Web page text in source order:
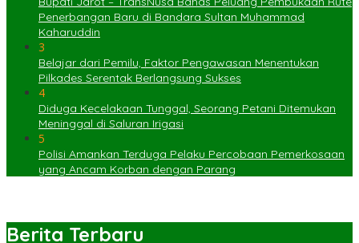
Penerbangan Baru di Bandara Sultan Muhammad
Kaharuddin
3
Belajar dari Pemilu, Faktor Pengawasan Menentukan
Pilkades Serentak Berlangsung Sukses
4
Diduga Kecelakaan Tunggal, Seorang Petani Ditemukan
Meninggal di Saluran Irigasi
5
Polisi Amankan Terduga Pelaku Percobaan Pemerkosaan
yang Ancam Korban dengan Parang
Berita Terbaru